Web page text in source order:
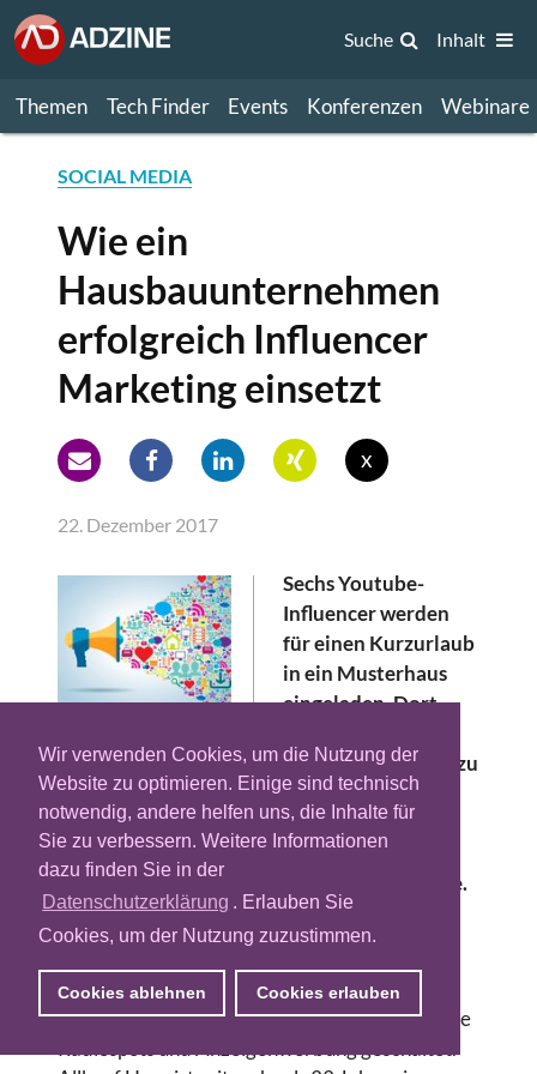
Wir verwenden Cookies, um die Nutzung der
Website zu optimieren. Einige sind technisch
notwendig, andere helfen uns, die Inhalte für
Sie zu verbessern. Weitere Informationen
dazu finden Sie in der
Datenschutzerklärung . Erlauben Sie
Cookies, um der Nutzung zuzustimmen.
Cookies ablehnen Cookies erlauben
Themen Tech Finder Events Konferenzen Webinare
Suche Inhalt
SOCIAL MEDIA
Wie ein
Hausbauunternehmen
erfolgreich Influencer
Marketing einsetzt
x
22. Dezember 2017
Sechs Youtube-
Influencer werden
für einen Kurzurlaub
in ein Musterhaus
eingeladen. Dort
und beschreiben wie es ist, ein Haus für sich zu
haben. Am Ende ergattert das
Bauunternehmen Allkauf Haus 500
qualifizierte Leads und freut sich über
100.000 neue Besucher auf der Landingpage.
Der Marketingleiter Sascha Witascheck von
Hausbauunternehmen aus dem rheinland-
pfälzischen Simmern, hatte jahrelang klassische